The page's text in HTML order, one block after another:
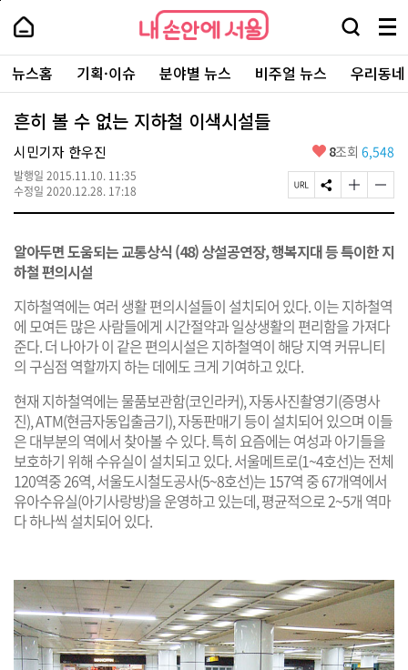
본
로
가
내
손
안
에
서
울
-
서
울
시
대
표
소
포
털
내
손
에
울
검
창
열
기
메
뉴
전
체
보
주
요
서
뉴스홈 기획·이슈 분야별 뉴스 비주얼 뉴스 우리동
흔히 볼 수 없는 지하철 이색시설들
시민기자 한우진
발행일 2015.11.10. 11:35
수정일 2020.12.28. 17:18
좋
요
8조회 6,548
페
이
R
사
S
N
유
글
자
크
경
하
기
글
자
작
경
하
기
알아두면 도움되는 교통상식 (48) 상설공연장, 행복지대 등 특이한 지
하철 편의시설
지하철역에는 여러 생활 편의시설들이 설치되어 있다. 이는 지하철역
에 모여든 많은 사람들에게 시간절약과 일상생활의 편리함을 가져다
준다. 더 나아가 이 같은 편의시설은 지하철역이 해당 지역 커뮤니티
의 구심점 역할까지 하는 데에도 크게 기여하고 있다.
현재 지하철역에는 물품보관함(코인라커), 자동사진촬영기(증명사
진), ATM(현금자동입출금기), 자동판매기 등이 설치되어 있으며 이들
은 대부분의 역에서 찾아볼 수 있다. 특히 요즘에는 여성과 아기들을
보호하기 위해 수유실이 설치되고 있다. 서울메트로(1~4호선)는 전체
120역중 26역, 서울도시철도공사(5~8호선)는 157역 중 67개역에서
유아수유실(아기사랑방)을 운영하고 있는데, 평균적으로 2~5개 역마
다 하나씩 설치되어 있다.
페
상
단
로